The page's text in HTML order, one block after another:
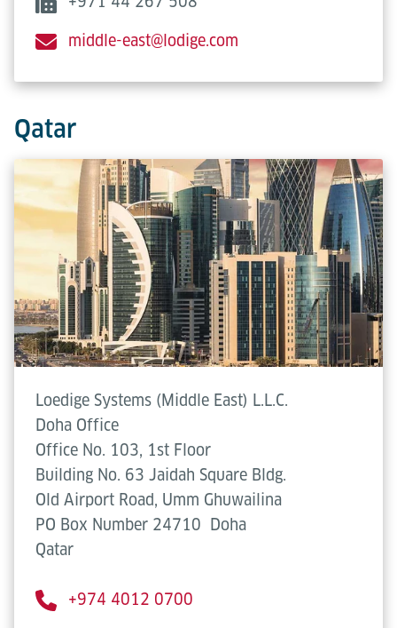
middle-east@lodige.com
Qatar
Loedige Systems (Middle East) L.L.C.
Doha Office
Office No. 103, 1st Floor
Building No. 63 Jaidah Square Bldg.
Old Airport Road, Umm Ghuwailina
PO Box Number 24710
Doha
Qatar
+974 4012 0700